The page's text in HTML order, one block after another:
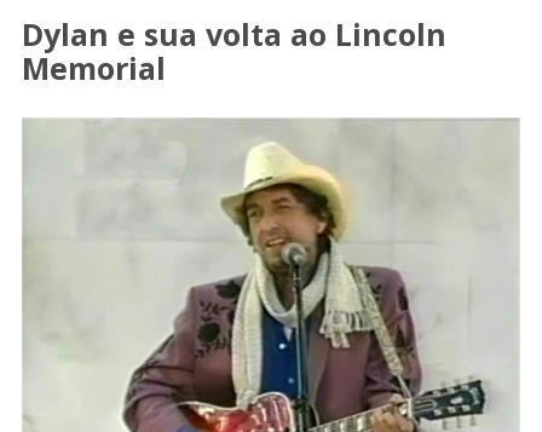
Dylan e sua volta ao Lincoln
Memorial